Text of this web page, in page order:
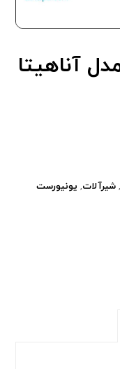
آناهیتا
,شیرآلات, یونیورست